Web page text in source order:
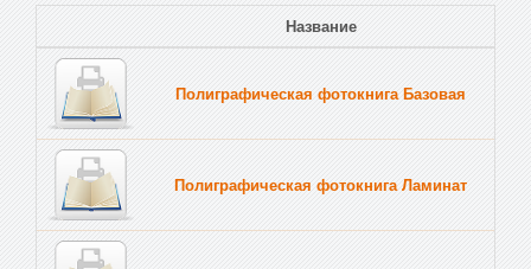
Название
Полиграфическая фотокнига Базовая
Полиграфическая фотокнига Ламинат